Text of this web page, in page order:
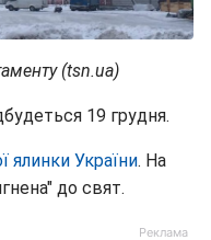
(tsn.ua)
19 грудня.
ялинки України. На
до свят.